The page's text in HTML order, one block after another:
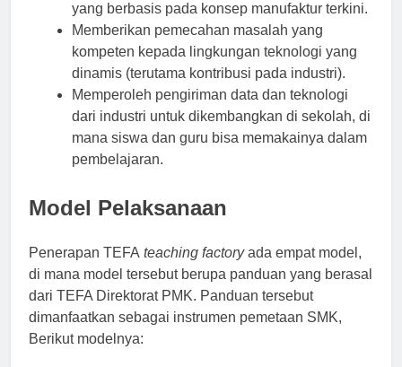
yang berbasis pada konsep manufaktur terkini.
Memberikan pemecahan masalah yang
kompeten kepada lingkungan teknologi yang
dinamis (terutama kontribusi pada industri).
Memperoleh pengiriman data dan teknologi
dari industri untuk dikembangkan di sekolah, di
mana siswa dan guru bisa memakainya dalam
pembelajaran.
Model Pelaksanaan
Penerapan TEFA teaching factoryada empat model,
di mana model tersebut berupa panduan yang berasal
dari TEFA Direktorat PMK. Panduan tersebut
dimanfaatkan sebagai instrumen pemetaan SMK,
Berikut modelnya: